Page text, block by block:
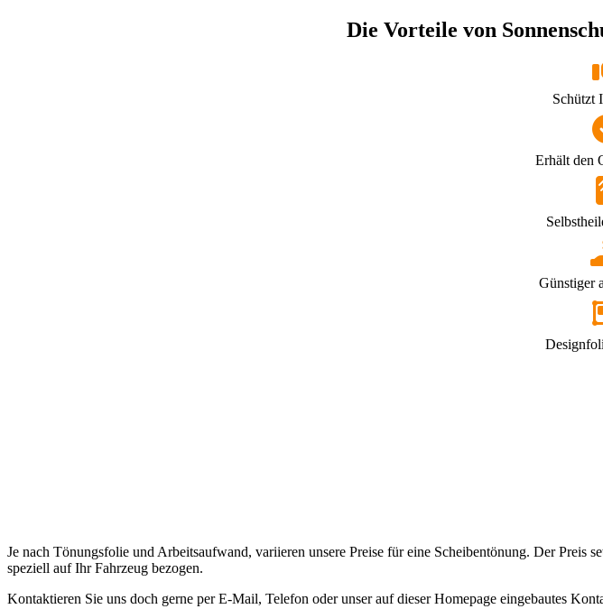
Die Vorteile von
Schützt
Erhält den
Günstiger
Je nach Tönungsfolie und Arbeitsaufwand, variieren unsere Preise für eine Scheibentönung. Der Preis
speziell auf Ihr Fahrzeug bezogen.
Kontaktieren Sie uns doch gerne per E-Mail, Telefon oder unser auf dieser Homepage eingebautes